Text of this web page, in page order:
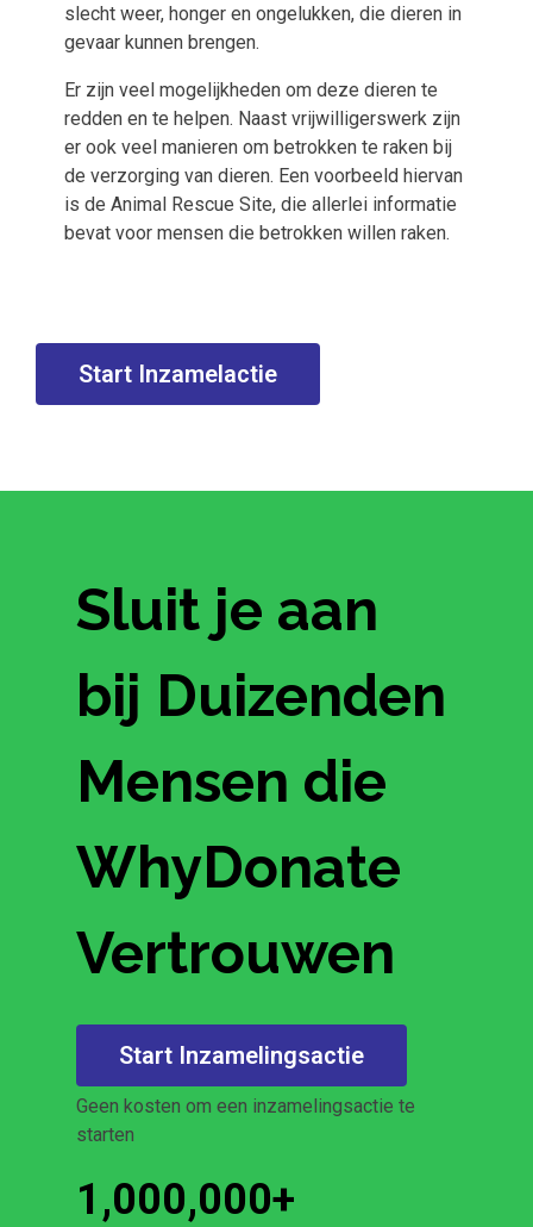
slecht weer, honger en ongelukken, die dieren in
gevaar kunnen brengen.
Er zijn veel mogelijkheden om deze dieren te
redden en te helpen. Naast vrijwilligerswerk zijn
er ook veel manieren om betrokken te raken bij
de verzorging van dieren. Een voorbeeld hiervan
is de Animal Rescue Site, die allerlei informatie
bevat voor mensen die betrokken willen raken.
Start Inzamelactie
Sluit je aan
bij Duizenden
Mensen die
WhyDonate
Vertrouwen
Start Inzamelingsactie
Geen kosten om een inzamelingsactie te
starten
1,000,000+